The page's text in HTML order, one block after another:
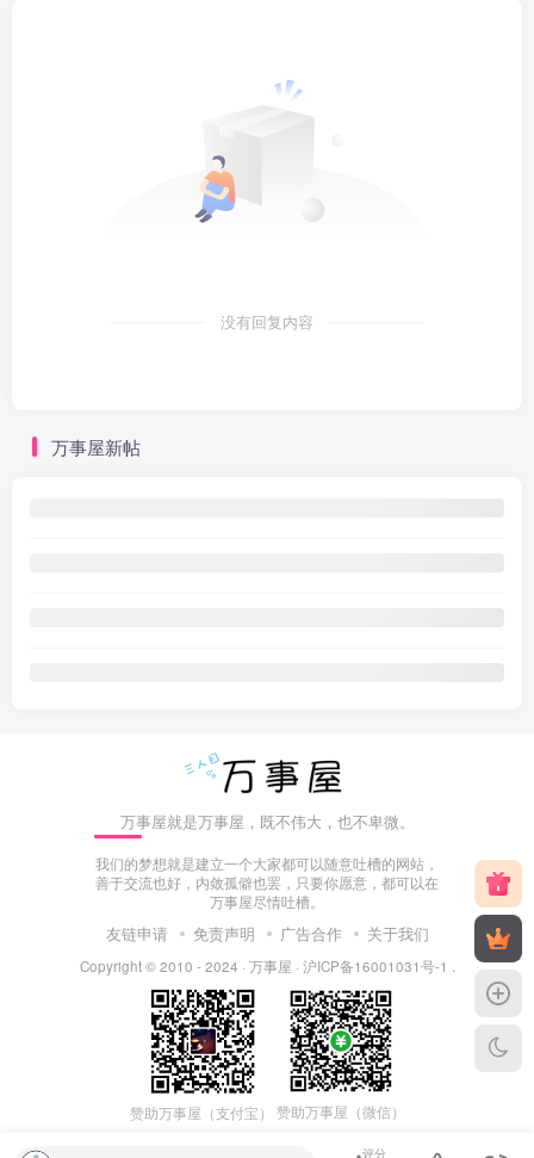
没有回复内容
万事屋新帖
万事屋就是万事屋，既不伟大，也不卑微。
我们的梦想就是建立一个大家都可以随意吐槽的网站，
善于交流也好，内敛孤僻也罢，只要你愿意，都可以在
万事屋尽情吐槽。
友链申请 免责声明 广告合作 关于我们
Copyright © 2010 - 2024 · 万事屋 · 沪ICP备16001031号-1
赞助万事屋（支付宝） 赞助万事屋（微信）
评分